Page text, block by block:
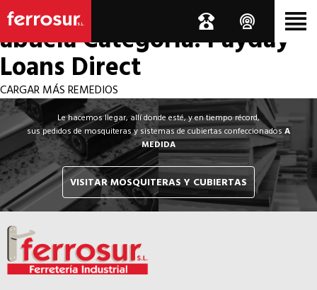
Los por si acaso de la
abuelaCategoría: Payday
Loans Direct
CARGAR MÁS REMEDIOS
Le hacemos llegar, allí donde esté, y en tiempo récord,
sus pedidos de mosquiteras y sistemas de cubiertas confeccionadosA
MEDIDA
VISITAR MOSQUITERAS Y CUBIERTAS